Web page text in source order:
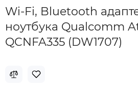
Wi-Fi, Bluetooth
ноутбука Qualcomm
QCNFA335 (DW1707)